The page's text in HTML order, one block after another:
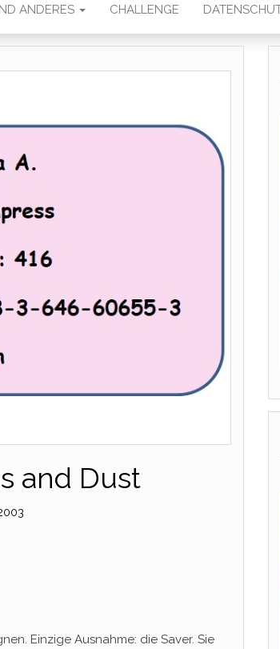
ANDERES CHALLENGE
and Dust
Einzige Ausnahme: die Saver. Sie